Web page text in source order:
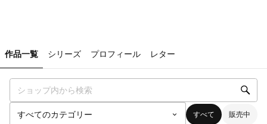
作品一覧 シリーズ プロフィール レター
すべて 販売中